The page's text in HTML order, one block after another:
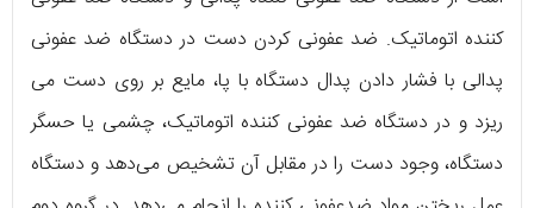
کننده اتوماتیک. ضد عفونی کردن دست در دستگاه ضد عفونی
پدالی با فشار دادن پدال دستگاه با پا، مایع بر روی دست می
ریزد و در دستگاه ضد عفونی کننده اتوماتیک، چشمی یا حسگر
دستگاه، وجود دست را در مقابل آن تشخیص می‌دهد و دستگاه